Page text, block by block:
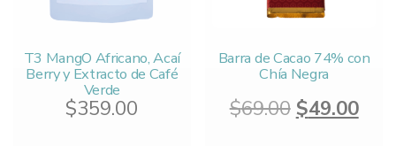
T3 MangO Africano, Acaí
Berry y Extracto de Café
Verde
$359.00
Barra de Cacao 74% con
Chía Negra
$69.00 Original
$49.00